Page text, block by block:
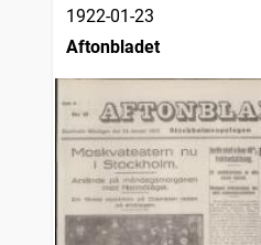
1922-01-23
Aftonbladet